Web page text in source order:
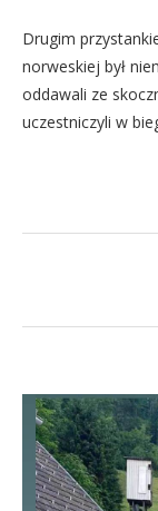
Drugim
norweskiej był
oddawali ze
uczestniczyli w